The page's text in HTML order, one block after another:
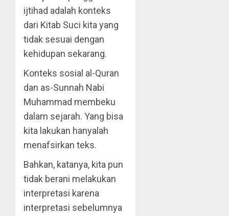
ijtihad adalah konteks
dari Kitab Suci kita yang
tidak sesuai dengan
kehidupan sekarang.
Konteks sosial al-Quran
dan as-Sunnah Nabi
Muhammad membeku
dalam sejarah. Yang bisa
kita lakukan hanyalah
menafsirkan teks.
Bahkan, katanya, kita pun
tidak berani melakukan
interpretasi karena
interpretasi sebelumnya